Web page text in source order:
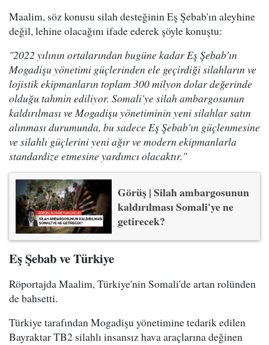
Maalim, söz konusu silah desteğinin Eş Şebab'ın aleyhine
değil, lehine olacağını ifade ederek şöyle konuştu:
"2022 yılının ortalarından bugüne kadar Eş Şebab'ın
Mogadişu yönetimi güçlerinden ele geçirdiği silahların ve
lojistik ekipmanların toplam 300 milyon dolar değerinde
olduğu tahmin ediliyor. Somali'ye silah ambargosunun
kaldırılması ve Mogadişu yönetiminin yeni silahlar satın
alınması durumunda, bu sadece Eş Şebab'ın güçlenmesine
ve silahlı güçlerini yeni ağır ve modern ekipmanlarla
standardize etmesine yardımcı olacaktır."
Görüş | Silah ambargosunun
kaldırılması Somali'ye ne
getirecek?
Eş Şebab ve Türkiye
Röportajda Maalim, Türkiye'nin Somali'de artan rolünden
de bahsetti.
Türkiye tarafından Mogadişu yönetimine tedarik edilen
Bayraktar TB2 silahlı insansız hava araçlarına değinen